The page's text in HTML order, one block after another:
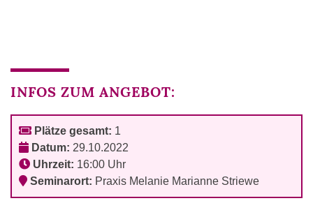
INFOS ZUM ANGEBOT:
Plätze gesamt: 1
Datum: 29.10.2022
Uhrzeit: 16:00 Uhr
Seminarort: Praxis Melanie Marianne Striewe